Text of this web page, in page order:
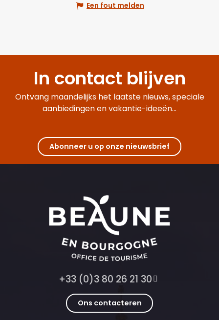
Een fout melden
In contact blijven
Ontvang maandelijks het laatste nieuws, speciale
aanbiedingen en vakantie-ideeën...
Abonneer u op onze nieuwsbrief
+33 (0)3 80 26 21 30
Ons contacteren